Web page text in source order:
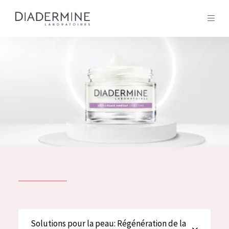
SOLUTIONS POUR LA PEAU
TOUS LES PRODUIT
Conseils Beauté
Solutions pour la peau: Régénération de la